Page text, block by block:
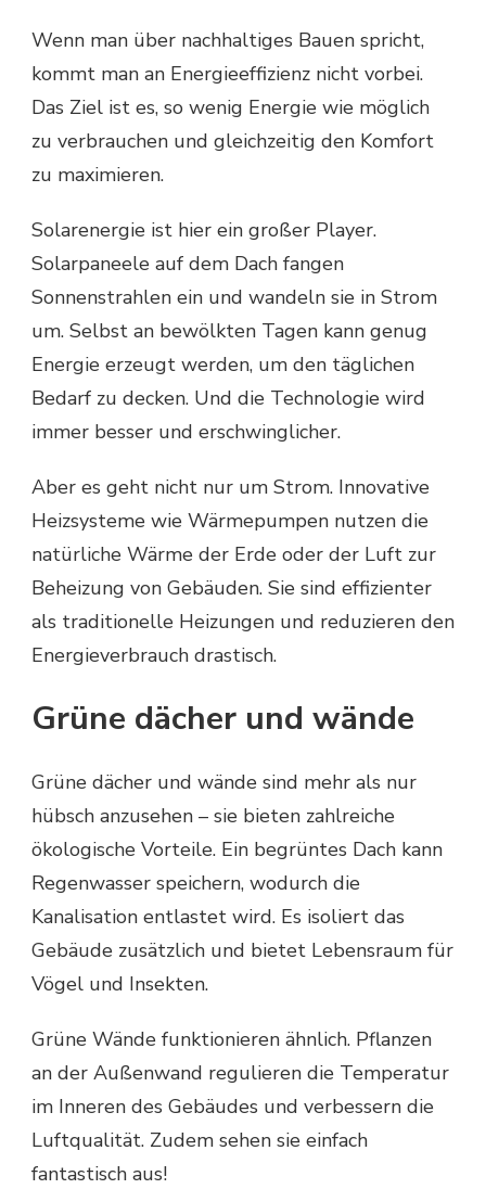
Wenn man über nachhaltiges Bauen spricht,
kommt man an Energieeffizienz nicht vorbei.
Das Ziel ist es, so wenig Energie wie möglich
zu verbrauchen und gleichzeitig den Komfort
zu maximieren.
Solarenergie ist hier ein großer Player.
Solarpaneele auf dem Dach fangen
Sonnenstrahlen ein und wandeln sie in Strom
um. Selbst an bewölkten Tagen kann genug
Energie erzeugt werden, um den täglichen
Bedarf zu decken. Und die Technologie wird
immer besser und erschwinglicher.
Aber es geht nicht nur um Strom. Innovative
Heizsysteme wie Wärmepumpen nutzen die
natürliche Wärme der Erde oder der Luft zur
Beheizung von Gebäuden. Sie sind effizienter
als traditionelle Heizungen und reduzieren den
Energieverbrauch drastisch.
Grüne dächer und wände
Grüne dächer und wände sind mehr als nur
hübsch anzusehen – sie bieten zahlreiche
ökologische Vorteile. Ein begrüntes Dach kann
Regenwasser speichern, wodurch die
Kanalisation entlastet wird. Es isoliert das
Gebäude zusätzlich und bietet Lebensraum für
Vögel und Insekten.
Grüne Wände funktionieren ähnlich. Pflanzen
an der Außenwand regulieren die Temperatur
im Inneren des Gebäudes und verbessern die
Luftqualität. Zudem sehen sie einfach
fantastisch aus!